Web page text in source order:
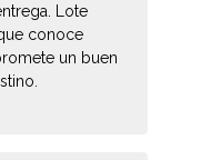
Lote
conoce
un buen